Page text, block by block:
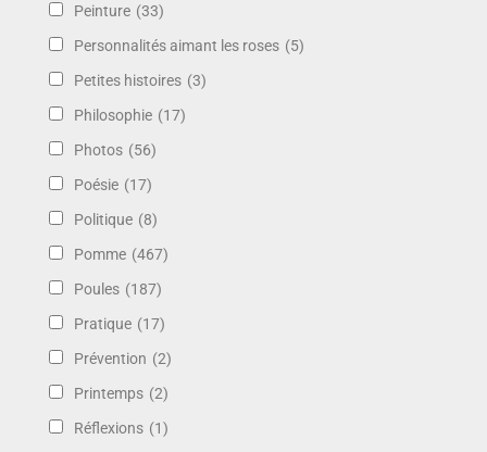
Peinture (33)
Personnalités aimant les roses (5)
Petites histoires (3)
Philosophie (17)
Photos (56)
Poésie (17)
Politique (8)
Pomme (467)
Poules (187)
Pratique (17)
Prévention (2)
Printemps (2)
Réflexions (1)